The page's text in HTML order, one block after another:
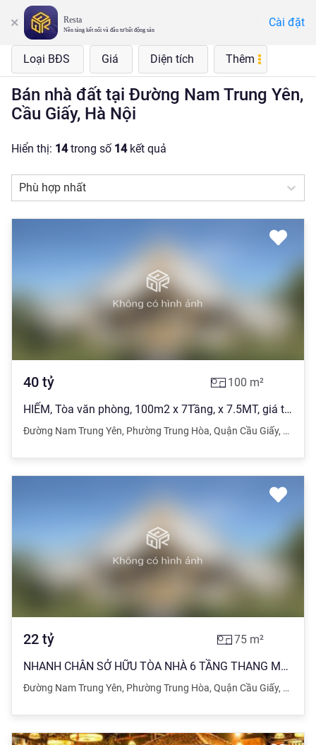
Resta
Nền tảng kết nối và đầu tư bất động sản
Cài đặt
Loại BĐS Giá Diện tích Thêm
Bán nhà đất tại Đường Nam Trung Yên,
Cầu Giấy, Hà Nội
Hiển thị: 14trong số 14 kết quả
Phù hợp nhất
40 tỷ 100 m²
HIẾM, Tòa văn phòng, 100m2 x 7Tầng, x 7.5MT, giá tốt nhất khu vực.
Đường Nam Trung Yên, Phường Trung Hòa, Quận Cầu Giấy, Hà Nội
22 tỷ 75 m²
NHANH CHÂN SỞ HỮU TÒA NHÀ 6 TẦNG THANG MÁY, 75M2, MT6M, NAM TRUNG YÊN, Ô TÔ TRÁNH, 22 TỶ
Đường Nam Trung Yên, Phường Trung Hòa, Quận Cầu Giấy, Hà Nội